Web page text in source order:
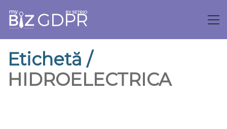
Etichetă /
HIDROELECTRICA